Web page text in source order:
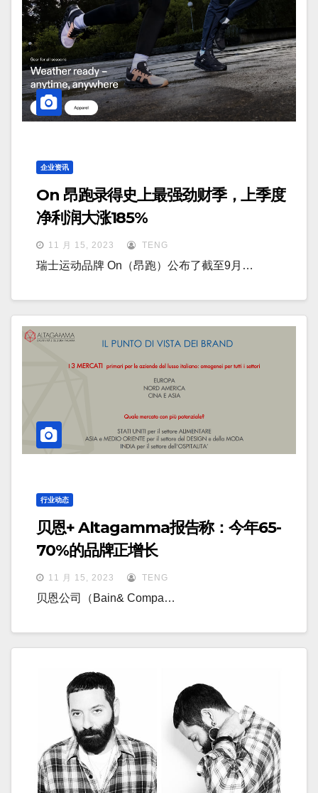
企业资讯
On 昂跑录得史上最强劲财季，上季度
净利润大涨185%
11 月 15, 2023 TENG
瑞士运动品牌 On（昂跑）公布了截至9月…
行业动态
贝恩+ Altagamma报告称：今年65-
70%的品牌正增长
11 月 15, 2023 TENG
贝恩公司（Bain& Compa…